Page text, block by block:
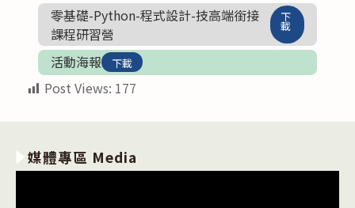
零基礎-Python-程式設計-技高端銜接
課程研習營
下
載
活動海報 下載
Post Views: 177
媒體專區 Media